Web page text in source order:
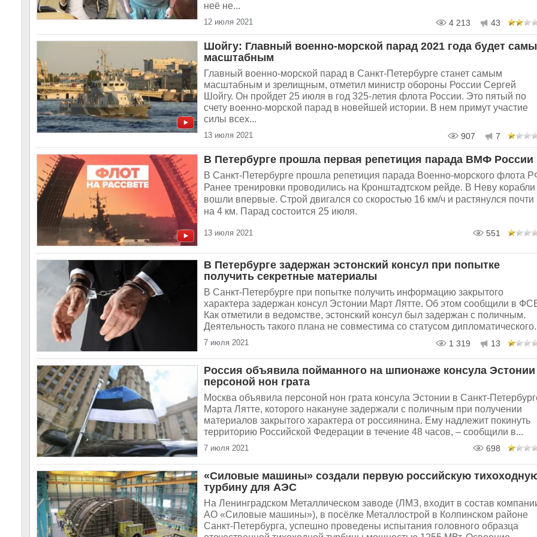
неё не...
12 июля 2021 4 213 43
Шойгу: Главный военно-морской парад 2021 года будет
масштабным
Главный военно-морской парад в Санкт-Петербурге станет самым
масштабным и зрелищным, отметил министр обороны России Сергей
Шойгу. Он пройдет 25 июля в год 325-летия флота России. Это пятый по
счету военно-морской парад в новейшей истории. В нем примут участие
силы всех...
13 июля 2021 907 7
В Петербурге прошла первая репетиция парада ВМФ России
В Санкт-Петербурге прошла репетиция парада Военно-морского флота
Ранее тренировки проводились на Кронштадтском рейде. В Неву корабли
вошли впервые. Строй двигался со скоростью 16 км/ч и растянулся почти
на 4 км. Парад состоится 25 июля.
13 июля 2021 551
В Петербурге задержан эстонский консул при попытке
получить секретные материалы
В Санкт-Петербурге при попытке получить информацию закрытого
характера задержан консул Эстонии Март Лятте. Об этом сообщили в
Как отметили в ведомстве, эстонский консул был задержан с поличным.
Деятельность такого плана не совместима со статусом
7 июля 2021 1 319 13
Россия объявила пойманного на шпионаже консула Эстонии
персоной нон грата
Москва объявила персоной нон грата консула Эстонии в Санкт-
Марта Лятте, которого накануне задержали с поличным при получении
материалов закрытого характера от россиянина. Ему надлежит покинуть
территорию Российской Федерации в течение 48 часов, – сообщили в...
7 июля 2021 698
«Силовые машины» создали первую российскую
турбину для АЭС
На Ленинградском Металлическом заводе (ЛМЗ, входит в состав
АО «Силовые машины»), в посёлке Металлострой в Колпинском районе
Санкт-Петербурга, успешно проведены испытания головного образца